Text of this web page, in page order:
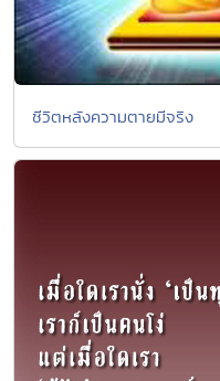
ชีวิตหลังความตายมีจริง